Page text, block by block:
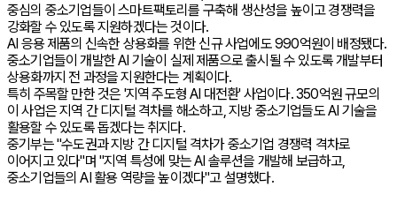
중심의 중소기업들이 스마트팩토리를 구축해 생산성을 높이고 경쟁력을
강화할 수 있도록 지원하겠다는 것이다.
AI 응용 제품의 신속한 상용화를 위한 신규 사업에도 990억원이 배정됐다.
중소기업들이 개발한 AI 기술이 실제 제품으로 출시될 수 있도록 개발부터
상용화까지 전 과정을 지원한다는 계획이다.
특히 주목할 만한 것은 '지역 주도형 AI 대전환' 사업이다. 350억원 규모의
이 사업은 지역 간 디지털 격차를 해소하고, 지방 중소기업들도 AI 기술을
활용할 수 있도록 돕겠다는 취지다.
중기부는 "수도권과 지방 간 디지털 격차가 중소기업 경쟁력 격차로
이어지고 있다"며 "지역 특성에 맞는 AI 솔루션을 개발해 보급하고,
중소기업들의 AI 활용 역량을 높이겠다"고 설명했다.